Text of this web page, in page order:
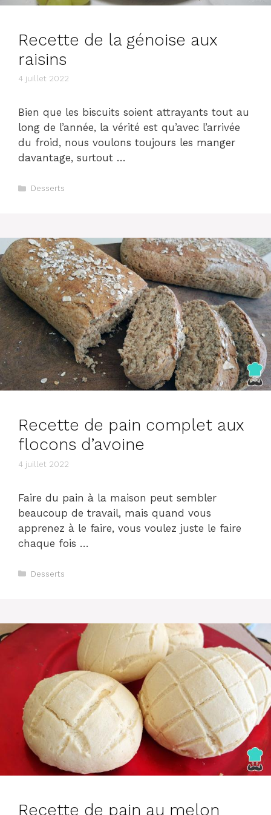
Recette de la génoise aux
raisins
4 juillet 2022
Bien que les biscuits soient attrayants tout au
long de l’année, la vérité est qu’avec l’arrivée
du froid, nous voulons toujours les manger
davantage, surtout …
Catégories
Desserts
Recette de pain complet aux
flocons d’avoine
4 juillet 2022
Faire du pain à la maison peut sembler
beaucoup de travail, mais quand vous
apprenez à le faire, vous voulez juste le faire
chaque fois …
Catégories
Desserts
Recette de pain au melon